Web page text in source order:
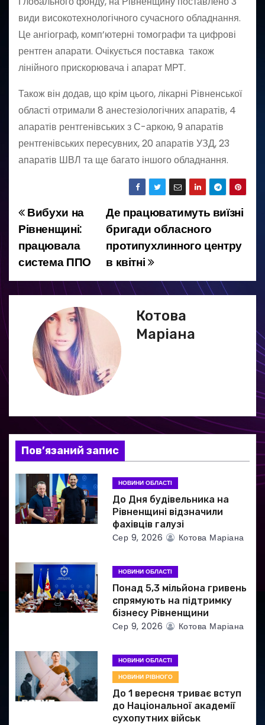
види високотехнологічного сучасного обладнання.
Це ангіограф, комп’ютерні томографи та цифрові
рентген апарати. Очікується поставка також
лінійного прискорювача і апарат МРТ.
Також він додав, що крім цього, лікарні Рівненської
області отримали 8 анестезіологічних апаратів, 4
апаратів рентгенівських з С-аркою, 9 апаратів
рентгенівських пересувних, 20 апаратів УЗД, 23
апаратів ШВЛ та ще багато іншого обладнання.
Н
а
в
і
я
з
а
и
і
в
Де працюватимуть виїзні
бригади обласного
протипухлинного центру
в квітні
Вибухи на
Рівненщині:
працювала
система ППО
Котова
Маріана
Пов’язаний запис
НОВИНИ ОБЛАСТІ
До Дня будівельника на
Рівненщині відзначили
фахівців галузі
Сер 9, 2026 Котова Маріана
НОВИНИ ОБЛАСТІ
Понад 5,3 мільйона гривень
спрямують на підтримку
бізнесу Рівненщини
Сер 9, 2026 Котова Маріана
НОВИНИ ОБЛАСТІ
НОВИНИ РІВНОГО
До 1 вересня триває вступ
до Національної академії
сухопутних військ